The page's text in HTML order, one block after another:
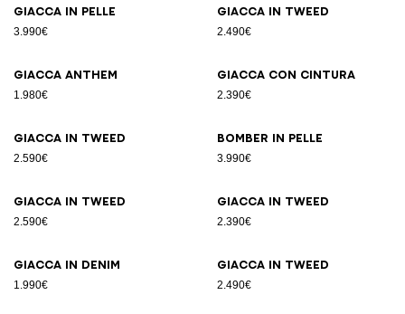
Giacca in pelle
3.990€
Giacca in tweed
2.490€
Giacca Anthem
1.980€
Giacca con cintura
2.390€
Giacca in tweed
2.590€
Bomber in pelle
3.990€
Giacca in tweed
2.590€
Giacca in tweed
2.390€
Giacca in denim
1.990€
Giacca in tweed
2.490€